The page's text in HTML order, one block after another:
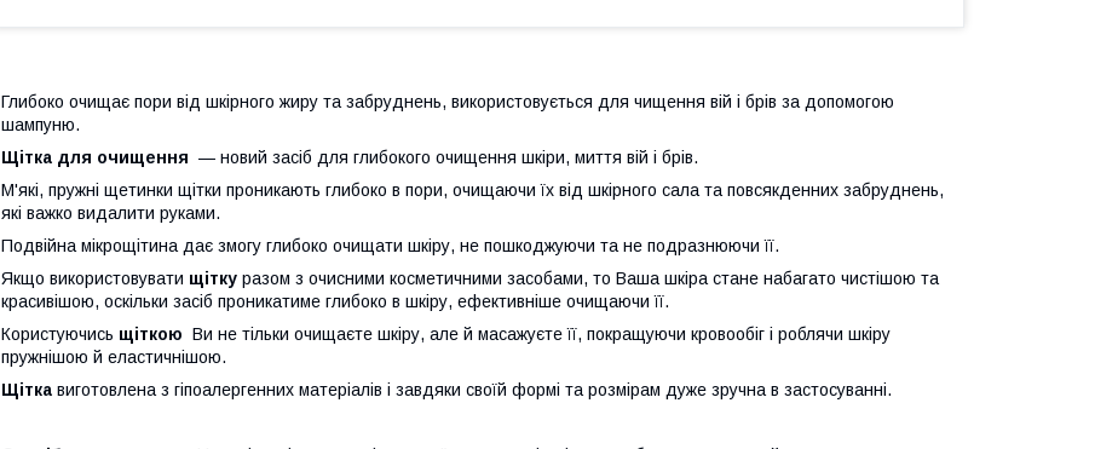
Глибоко очищає пори від шкірного жиру та забруднень, використовується для чищення вій і брів за допомогою
шампуню.
Щітка для очищення — новий засіб для глибокого очищення шкіри, миття вій і брів.
М'які, пружні щетинки щітки проникають глибоко в пори, очищаючи їх від шкірного сала та повсякденних забруднень,
які важко видалити руками.
Подвійна мікрощітина дає змогу глибоко очищати шкіру, не пошкоджуючи та не подразнюючи її.
Якщо використовувати щітку разом з очисними косметичними засобами, то Ваша шкіра стане набагато чистішою та
красивішою, оскільки засіб проникатиме глибоко в шкіру, ефективніше очищаючи її.
Користуючись щіткою Ви не тільки очищаєте шкіру, але й масажуєте її, покращуючи кровообіг і роблячи шкіру
пружнішою й еластичнішою.
Щітка виготовлена з гіпоалергенних матеріалів і завдяки своїй формі та розмірам дуже зручна в застосуванні.